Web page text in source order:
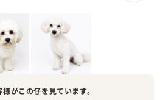
がこの仔を見ています。